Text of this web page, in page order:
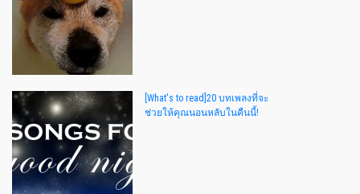
[What's to read]20 บทเพลงที่จะ
ช่วยให้คุณนอนหลับในคืนนี้!